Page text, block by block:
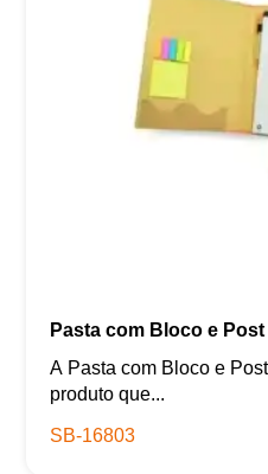
Pasta com Bloco e
A Pasta com Bloco e
produto que...
SB-16803